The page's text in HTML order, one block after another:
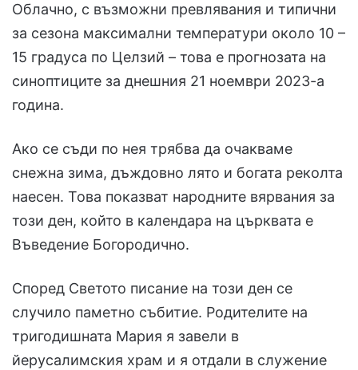
Облачно, с възможни превлявания и типични
за сезона максимални температури около 10 –
15 градуса по Целзий – това е прогнозата на
синоптиците за днешния 21 ноември 2023-а
година.
Ако се съди по нея трябва да очакваме
снежна зима, дъждовно лято и богата реколта
наесен. Това показват народните вярвания за
този ден, който в календара на църквата е
Въведение Богородично.
Според Светото писание на този ден се
случило паметно събитие. Родителите на
тригодишната Мария я завели в
йерусалимския храм и я отдали в служение